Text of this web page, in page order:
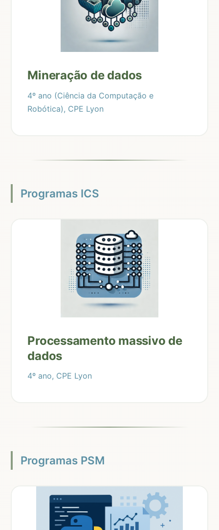
Mineração de dados
4º ano (Ciência da Computação e
Robótica), CPE Lyon
Programas ICS
Processamento massivo de
dados
4º ano, CPE Lyon
Programas PSM